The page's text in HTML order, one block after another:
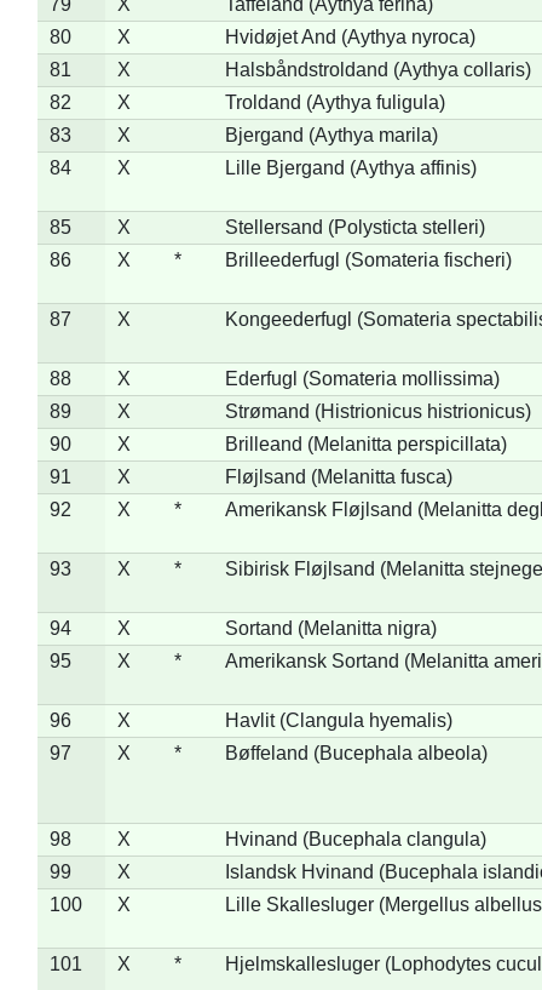
80
X
Hvidøjet And (Aythya nyroca)
81
X
Halsbåndstroldand (Aythya collaris)
82
X
Troldand (Aythya fuligula)
83
X
Bjergand (Aythya marila)
84
X Lille Bjergand (Aythya affinis)
85 X
Stellersand (Polysticta stelleri)
86
X * Brilleederfugl (Somateria fischeri)
87 X Kongeederfugl (Somateria
88 X
Ederfugl (Somateria mollissima)
89
X
Strømand (Histrionicus histrionicus)
90
X
Brilleand (Melanitta perspicillata)
91
X
Fløjlsand (Melanitta fusca)
92
X * Amerikansk Fløjlsand (Melanitta
93 X * Sibirisk Fløjlsand (Melanitta
94 X
Sortand (Melanitta nigra)
95
X * Amerikansk Sortand (Melanitta
96 X
Havlit (Clangula hyemalis)
97
X * Bøffeland (Bucephala albeola)
98 X
Hvinand (Bucephala clangula)
99
X
Islandsk Hvinand (Bucephala
100
X Lille Skallesluger (Mergellus
101 X * Hjelmskallesluger (Lophodytes